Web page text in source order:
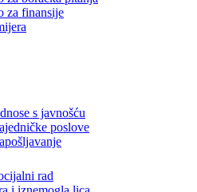
za obrazovanje, mlade, nauku,
boračka pitanja
finansije
s javnošću
poslove